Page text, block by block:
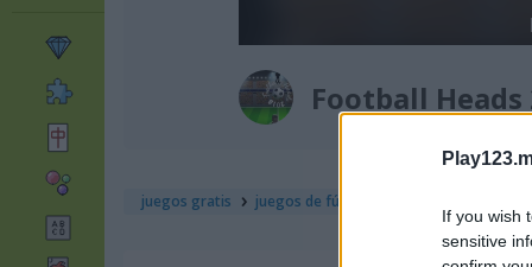
If you wish
sensitive
Football Heads
juegos gratis juegos de fútbol